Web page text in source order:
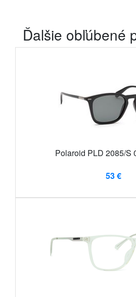
Ďalšie obľúbené
Polaroid PLD 2085/S
53 €